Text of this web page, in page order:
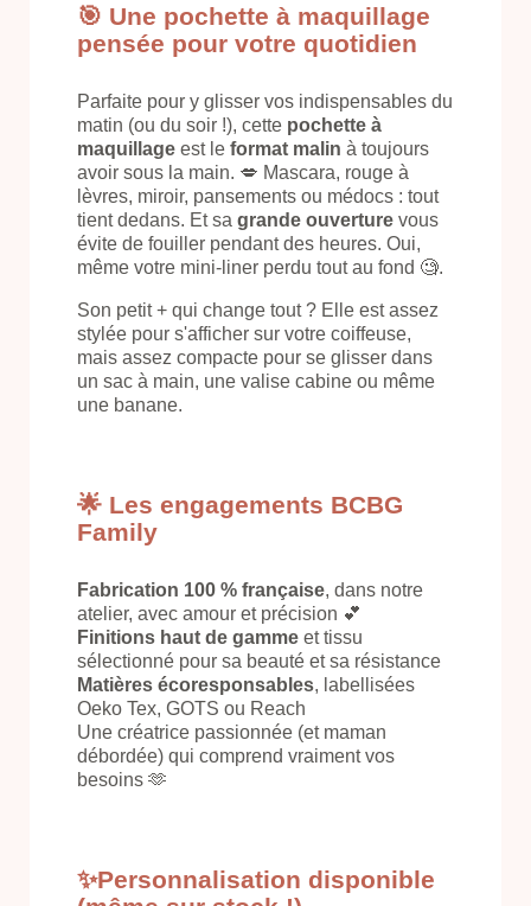
🎯 Une pochette à maquillage
pensée pour votre quotidien
Parfaite pour y glisser vos indispensables du
matin (ou du soir !), cette pochette à
maquillage est le format malin à toujours
avoir sous la main. 💋 Mascara, rouge à
lèvres, miroir, pansements ou médocs : tout
tient dedans. Et sa grande ouverture vous
évite de fouiller pendant des heures. Oui,
même votre mini-liner perdu tout au fond 🧐.
Son petit + qui change tout ? Elle est assez
stylée pour s'afficher sur votre coiffeuse,
mais assez compacte pour se glisser dans
un sac à main, une valise cabine ou même
une banane.
🌟 Les engagements BCBG
Family
Fabrication 100 % française, dans notre
atelier, avec amour et précision 💕
Finitions haut de gamme et tissu
sélectionné pour sa beauté et sa résistance
Matières écoresponsables, labellisées
Oeko Tex, GOTS ou Reach
Une créatrice passionnée (et maman
débordée) qui comprend vraiment vos
besoins 🫶
✨Personnalisation disponible